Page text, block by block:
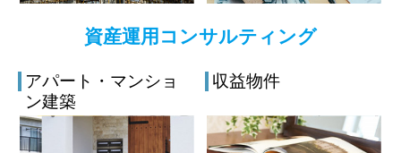
資産運用コンサルティング
アパート・マンショ
ン建築
収益物件